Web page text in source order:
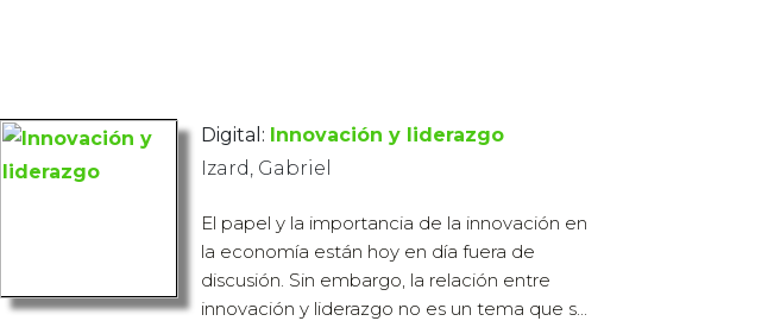
Digital: Innovación y liderazgo
Izard, Gabriel
El papel y la importancia de la innovación en
la economía están hoy en día fuera de
discusión. Sin embargo, la relación entre
innovación y liderazgo no es un tema que s...